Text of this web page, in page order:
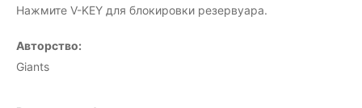
Нажмите V-KEY для блокировки резервуара.
Авторство:
Giants